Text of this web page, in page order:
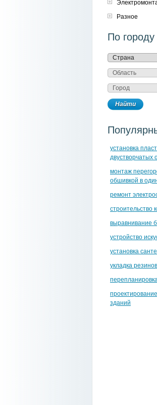
Разное
По городу
установка
двустворчатых
монтаж
обшивкой в
ремонт
строительство
выравнивание
устройство
установка
укладка
зданий